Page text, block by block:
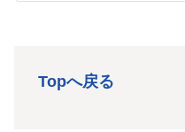
Topへ戻る